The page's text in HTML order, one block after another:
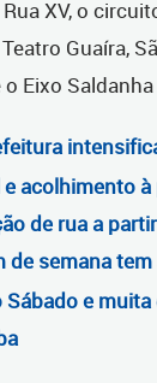
XV, o
Guaíra,
Eixo
acolhimento
de rua a
de semana
Sábado e